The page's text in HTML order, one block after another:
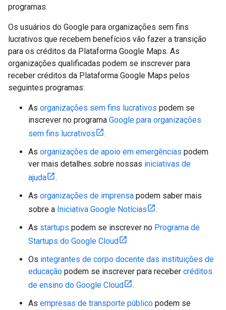
programas.
Os usuários do Google para organizações sem fins
lucrativos que recebem benefícios vão fazer a transição
para os créditos da Plataforma Google Maps. As
organizações qualificadas podem se inscrever para
receber créditos da Plataforma Google Maps pelos
seguintes programas:
As organizações sem fins lucrativos podem se
inscrever no programa Google para organizações
sem fins lucrativos
.
As organizações de apoio em emergências podem
ver mais detalhes sobre nossas iniciativas de
ajuda
.
As organizações de imprensa podem saber mais
sobre a Iniciativa Google Notícias
.
As startups podem se inscrever no Programa de
Startups do Google Cloud
Os integrantes de corpo docente das instituições de
educação podem se inscrever para receber créditos
de ensino do Google Cloud
.
As empresas de transporte público podem se